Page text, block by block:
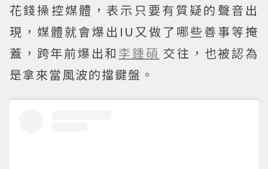
花錢操控媒體，表示只要有質疑的聲音出
現，媒體就會爆出IU又做了哪些善事等掩
蓋，跨年前爆出和 李鍾碩 交往，也被認為
是拿來當風波的擋鍵盤。